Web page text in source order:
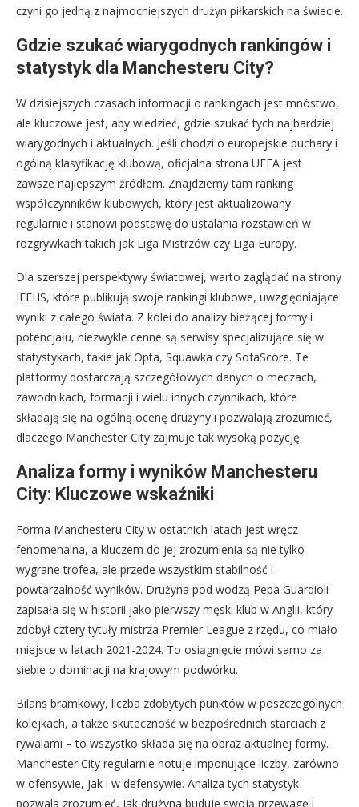
czyni go jedną z najmocniejszych drużyn piłkarskich na świecie.
Gdzie szukać wiarygodnych rankingów i
statystyk dla Manchesteru City?
W dzisiejszych czasach informacji o rankingach jest mnóstwo,
ale kluczowe jest, aby wiedzieć, gdzie szukać tych najbardziej
wiarygodnych i aktualnych. Jeśli chodzi o europejskie puchary i
ogólną klasyfikację klubową, oficjalna strona UEFA jest
zawsze najlepszym źródłem. Znajdziemy tam ranking
współczynników klubowych, który jest aktualizowany
regularnie i stanowi podstawę do ustalania rozstawień w
rozgrywkach takich jak Liga Mistrzów czy Liga Europy.
Dla szerszej perspektywy światowej, warto zaglądać na strony
IFFHS, które publikują swoje rankingi klubowe, uwzględniające
wyniki z całego świata. Z kolei do analizy bieżącej formy i
potencjału, niezwykle cenne są serwisy specjalizujące się w
statystykach, takie jak Opta, Squawka czy SofaScore. Te
platformy dostarczają szczegółowych danych o meczach,
zawodnikach, formacji i wielu innych czynnikach, które
składają się na ogólną ocenę drużyny i pozwalają zrozumieć,
dlaczego Manchester City zajmuje tak wysoką pozycję.
Analiza formy i wyników Manchesteru
City: Kluczowe wskaźniki
Forma Manchesteru City w ostatnich latach jest wręcz
fenomenalna, a kluczem do jej zrozumienia są nie tylko
wygrane trofea, ale przede wszystkim stabilność i
powtarzalność wyników. Drużyna pod wodzą Pepa Guardioli
zapisała się w historii jako pierwszy męski klub w Anglii, który
zdobył cztery tytuły mistrza Premier League z rzędu, co miało
miejsce w latach 2021-2024. To osiągnięcie mówi samo za
siebie o dominacji na krajowym podwórku.
Bilans bramkowy, liczba zdobytych punktów w poszczególnych
kolejkach, a także skuteczność w bezpośrednich starciach z
rywalami – to wszystko składa się na obraz aktualnej formy.
Manchester City regularnie notuje imponujące liczby, zarówno
w ofensywie, jak i w defensywie. Analiza tych statystyk
pozwala zrozumieć, jak drużyna buduje swoją przewagę i